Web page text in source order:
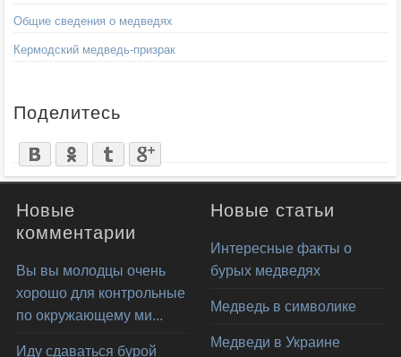
Общие сведения о медведях
Кермодский медведь-призрак
Поделитесь
Новые
комментарии
Вы вы молодцы очень
хорошо для контрольные
по окружающему ми...
Иду сдаваться бурой
Новые статьи
Интересные факты о
бурых медведях
Медведь в символике
Медведи в Украине